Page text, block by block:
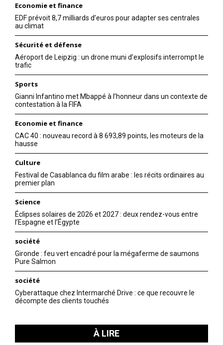
Economie et finance
EDF prévoit 8,7 milliards d’euros pour adapter ses centrales
au climat
Sécurité et défense
Aéroport de Leipzig : un drone muni d’explosifs interrompt le
trafic
Sports
Gianni Infantino met Mbappé à l’honneur dans un contexte de
contestation à la FIFA
Economie et finance
CAC 40 : nouveau record à 8 693,89 points, les moteurs de la
hausse
Culture
Festival de Casablanca du film arabe : les récits ordinaires au
premier plan
Science
Éclipses solaires de 2026 et 2027 : deux rendez-vous entre
l’Espagne et l’Égypte
société
Gironde : feu vert encadré pour la mégaferme de saumons
Pure Salmon
société
Cyberattaque chez Intermarché Drive : ce que recouvre le
décompte des clients touchés
À LIRE